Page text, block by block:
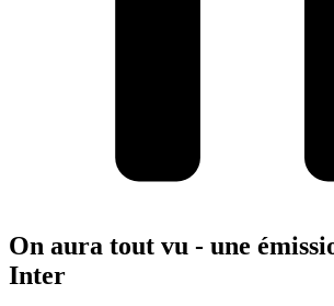
On aura tout vu - une
Inter